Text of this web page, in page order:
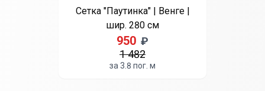
Сетка "Паутинка" | Венге |
шир. 280 см
950 ₽
1 482
за 3.8 пог. м